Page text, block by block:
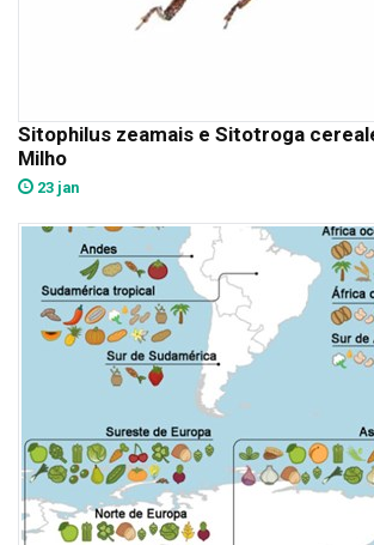
Sitophilus zeamais e Sitotroga
Milho
23 jan